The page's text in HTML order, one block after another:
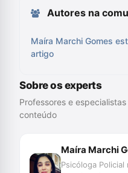
Autores na
Maíra Marchi Gomes
artigo
Sobre os experts
Professores e
conteúdo
Maíra Marchi
Psicóloga Policial